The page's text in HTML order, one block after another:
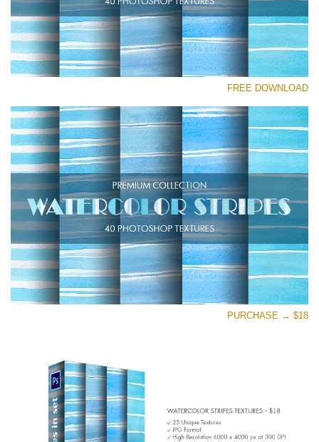
رجاء اختر
Small 800*533px
Stripes Watercolor
(25 Textures)
Large 6000*4000px
Entire Collection
(1783 Overlays)
Large 6000*4000px
تنزيل مجاني
FREE DOWNLOAD
PURCHASE → $18